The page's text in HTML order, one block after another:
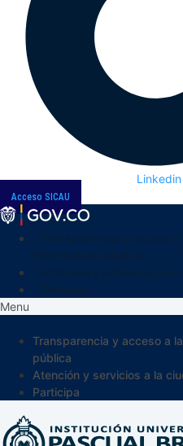
Linkedin
Acceso SICAU
Menu
Transparencia y acceso a
pública
Atención y servicios a la
Participa